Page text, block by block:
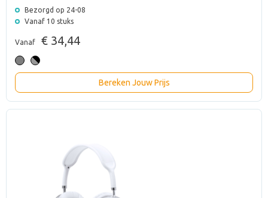
Bezorgd op 24-08
Vanaf 10 stuks
Vanaf € 34,44
Bereken Jouw Prijs